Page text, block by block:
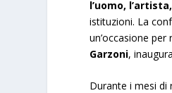
l’uomo,
istituzioni. La
un’occasione
Garzoni,
Durante i mesi di